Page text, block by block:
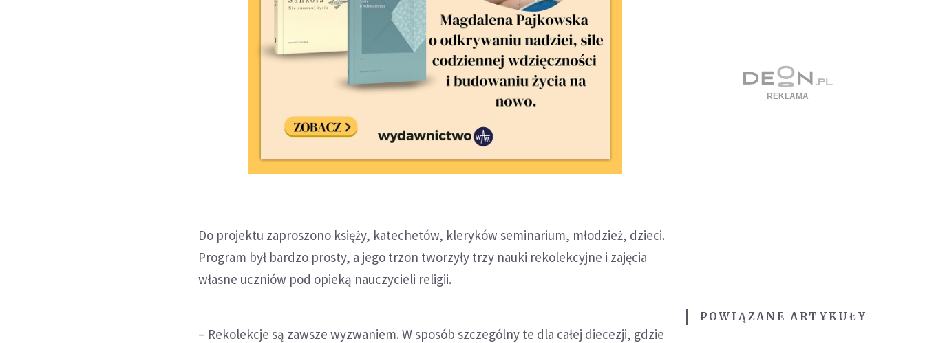
Do projektu zaproszono księży, katechetów, kleryków seminarium, młodzież, dzieci.
Program był bardzo prosty, a jego trzon tworzyły trzy nauki rekolekcyjne i zajęcia
własne uczniów pod opieką nauczycieli religii.
– Rekolekcje są zawsze wyzwaniem. W sposób szczególny te dla całej diecezji, gdzie
POWIĄZANE ARTYKUŁY